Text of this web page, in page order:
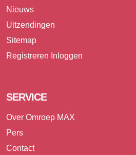
Nieuws
Uitzendingen
Sitemap
Registreren Inloggen
SERVICE
Over Omroep MAX
Pers
Contact